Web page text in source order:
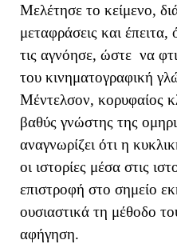
Μελέτησε το κείμενο,
μεταφράσεις και έπειτα,
τις αγνόησε, ώστε να
του κινηματογραφική
Μέντελσον, κορυφαίος
βαθύς γνώστης της
αναγνωρίζει ότι η
οι ιστορίες μέσα στις
επιστροφή στο σημείο
ουσιαστικά τη μέθοδο
αφήγηση.